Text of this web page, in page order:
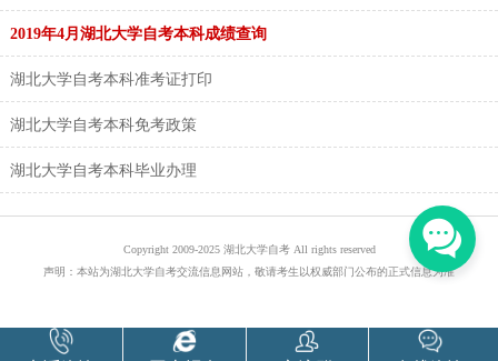
2019年4月湖北大学自考本科成绩查询
湖北大学自考本科准考证打印
湖北大学自考本科免考政策
湖北大学自考本科毕业办理
Copyright 2009-2025 湖北大学自考 All rights reserved
声明：本站为湖北大学自考交流信息网站，敬请考生以权威部门公布的正式信息为准